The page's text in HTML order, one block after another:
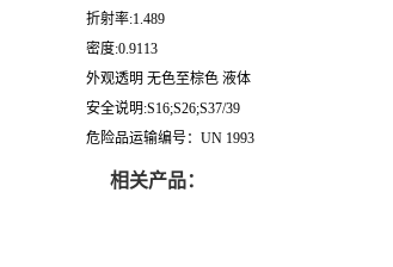
折射率:1.489
密度:0.9113
外观透明 无色至棕色 液体
安全说明:S16;S26;S37/39
危险品运输编号：UN 1993
相关产品：